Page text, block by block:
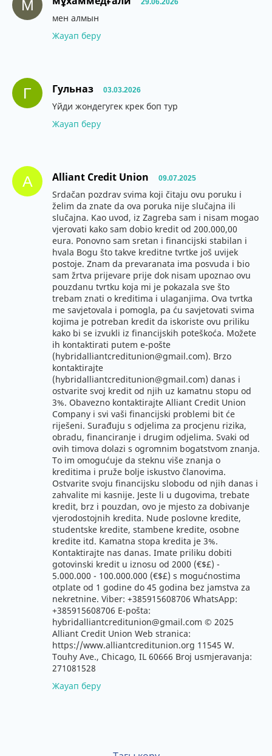
М 29.06.2026
мен алмын
Жауап беру
Г Гульназ 03.03.2026
Үйди жондегугек крек боп тур
Жауап беру
A Alliant Credit Union 09.07.2025
Srdačan pozdrav svima koji čitaju ovu poruku i
želim da znate da ova poruka nije slučajna ili
slučajna. Kao uvod, iz Zagreba sam i nisam mogao
vjerovati kako sam dobio kredit od 200.000,00
eura. Ponovno sam sretan i financijski stabilan i
hvala Bogu što takve kreditne tvrtke još uvijek
postoje. Znam da prevaranata ima posvuda i bio
sam žrtva prijevare prije dok nisam upoznao ovu
pouzdanu tvrtku koja mi je pokazala sve što
trebam znati o kreditima i ulaganjima. Ova tvrtka
me savjetovala i pomogla, pa ću savjetovati svima
kojima je potreban kredit da iskoriste ovu priliku
kako bi se izvukli iz financijskih poteškoća. Možete
ih kontaktirati putem e-pošte
(hybridalliantcreditunion@gmail.com). Brzo
kontaktirajte
(hybridalliantcreditunion@gmail.com) danas i
ostvarite svoj kredit od njih uz kamatnu stopu od
3%. Obavezno kontaktirajte Alliant Credit Union
Company i svi vaši financijski problemi bit će
riješeni. Surađuju s odjelima za procjenu rizika,
obradu, financiranje i drugim odjelima. Svaki od
ovih timova dolazi s ogromnim bogatstvom znanja.
To im omogućuje da steknu više znanja o
kreditima i pruže bolje iskustvo članovima.
Ostvarite svoju financijsku slobodu od njih danas i
zahvalite mi kasnije. Jeste li u dugovima, trebate
kredit, brz i pouzdan, ovo je mjesto za dobivanje
vjerodostojnih kredita. Nude poslovne kredite,
studentske kredite, stambene kredite, osobne
kredite itd. Kamatna stopa kredita je 3%.
Kontaktirajte nas danas. Imate priliku dobiti
gotovinski kredit u iznosu od 2000 (€$£) -
5.000.000 - 100.000.000 (€$£) s mogućnostima
otplate od 1 godine do 45 godina bez jamstva za
nekretnine. Viber: +385915608706 WhatsApp:
+385915608706 E-pošta:
hybridalliantcreditunion@gmail.com © 2025
Alliant Credit Union Web stranica:
https://www.alliantcreditunion.org 11545 W.
Touhy Ave., Chicago, IL 60666 Broj usmjeravanja:
271081528
Жауап беру